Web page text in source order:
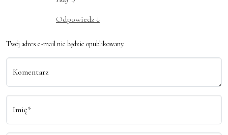
Odpowiedz ↓
Twój adres e-mail nie będzie opublikowany.
Komentarz
Imię*